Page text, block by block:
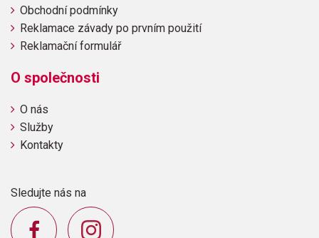
Obchodní podmínky
Reklamace závady po prvním použití
Reklamační formulář
O společnosti
O nás
Služby
Kontakty
Sledujte nás na